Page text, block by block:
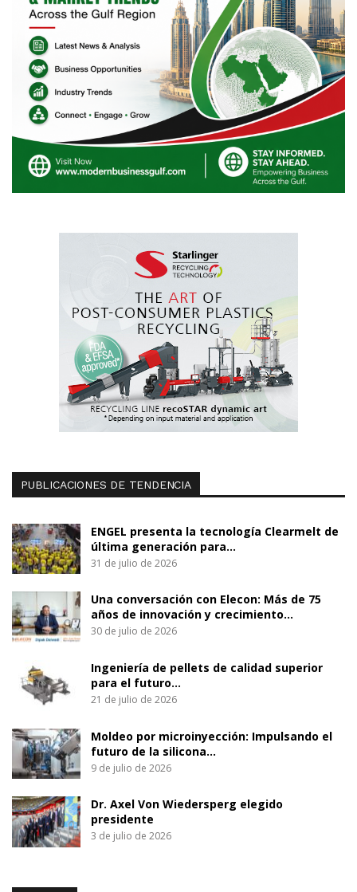
PUBLICACIONES DE TENDENCIA
ENGEL presenta la tecnología Clearmelt de
última generación para…
31 de julio de 2026
Una conversación con Elecon: Más de 75
años de innovación y crecimiento…
30 de julio de 2026
Ingeniería de pellets de calidad superior
para el futuro…
21 de julio de 2026
Moldeo por microinyección: Impulsando el
futuro de la silicona…
9 de julio de 2026
Dr. Axel Von Wiedersperg elegido
presidente
3 de julio de 2026